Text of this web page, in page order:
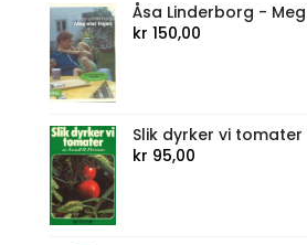
Åsa Linderborg -
kr 150,00
Slik dyrker vi tomater
kr 95,00